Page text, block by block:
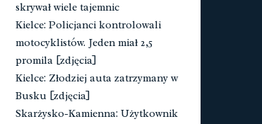
skrywał wiele tajemnic
Kielce: Policjanci kontrolowali
motocyklistów. Jeden miał 2,5
promila [zdjęcia]
Kielce: Złodziej auta zatrzymany w
Busku [zdjęcia]
Skarżysko-Kamienna: Użytkownik